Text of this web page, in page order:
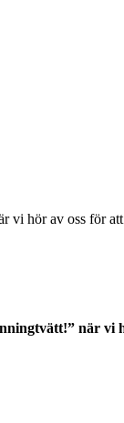
vi hör av oss för
när vi